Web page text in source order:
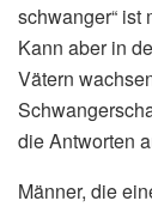
schwanger“ ist
Kann aber in
Vätern
die Antworten
Männer, die